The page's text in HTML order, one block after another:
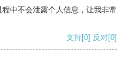
中不会泄露个人信息，让我非常
支持[0] 反对[0]